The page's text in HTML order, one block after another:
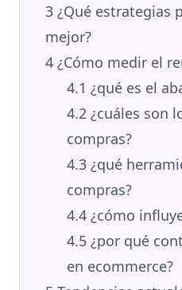
3 ¿Qué estrategias
mejor?
4 ¿Cómo medir el
4.1 ¿qué es el
4.2 ¿cuáles son
compras?
4.3 ¿qué
compras?
4.4 ¿cómo
4.5 ¿por qué
en ecommerce?